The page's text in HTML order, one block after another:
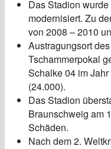
Das Stadion
modernisiert. Zu
von 2008 – 2010
Austragungsort
Tschammerpokal
Schalke 04 im
(24.000).
Das Stadion
Braunschweig am
Schäden.
Nach dem 2.